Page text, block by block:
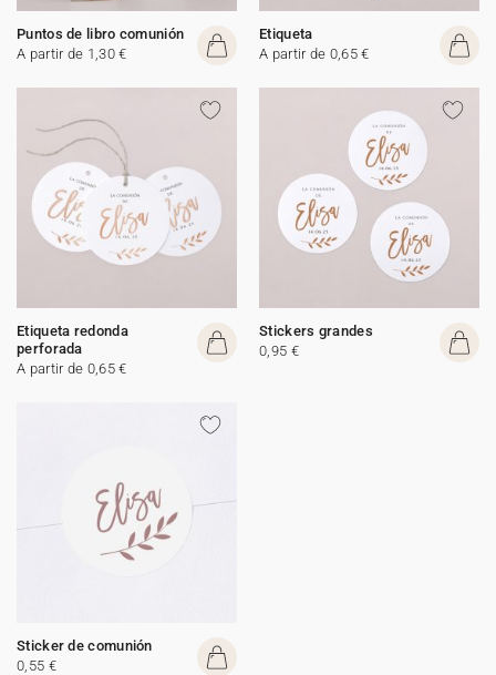
Puntos de libro comunión
A partir de 1,30 €
Etiqueta
A partir de 0,65 €
Etiqueta redonda
perforada
A partir de 0,65 €
Stickers grandes
0,95 €
Sticker de comunión
0,55 €